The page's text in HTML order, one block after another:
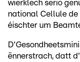
wierklech seriö
national Cellule de
éischter um
ënnerstrach, datt